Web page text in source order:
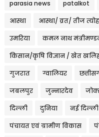
parasia news patalkot
आस्था आस्था/ व्रत/ तीज
उमरिया कमल नाथ
किसान/कृषि विज्ञान / खेत
गुजरात ग्वालियर
जबलपुर जुन्नारदेव
दिल्ली दुनिया नई दिल्ली
पंचायत एवं ग्रामीण विकास